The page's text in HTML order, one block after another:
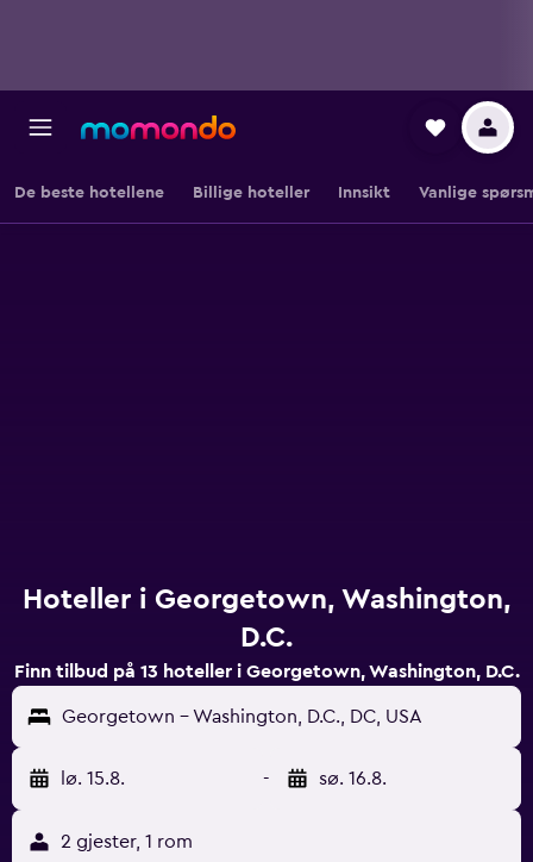
De beste hotellene Billige hoteller Innsikt Vanlige
Hoteller i Georgetown, Washington,
D.C.
Finn tilbud på 13 hoteller i Georgetown, Washington, D.C.
Georgetown - Washington, D.C., DC, USA
lø. 15.8. - sø. 16.8.
2 gjester, 1 rom